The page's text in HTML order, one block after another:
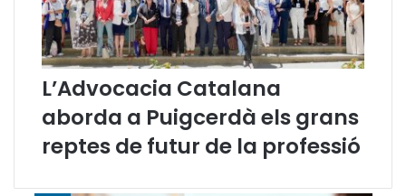
L’Advocacia Catalana
aborda a Puigcerdà els grans
reptes de futur de la professió